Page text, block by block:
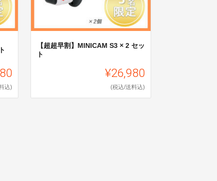
込)
【超超早割】MINICAM S3 × 2 セッ
ト
¥26,980
(税込/送料込)